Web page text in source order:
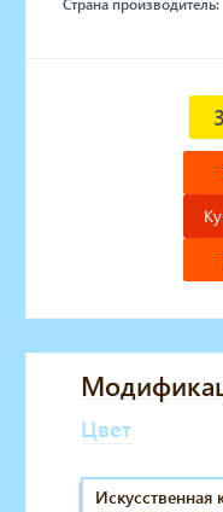
Страна производитель:
Цвет
Искусственная